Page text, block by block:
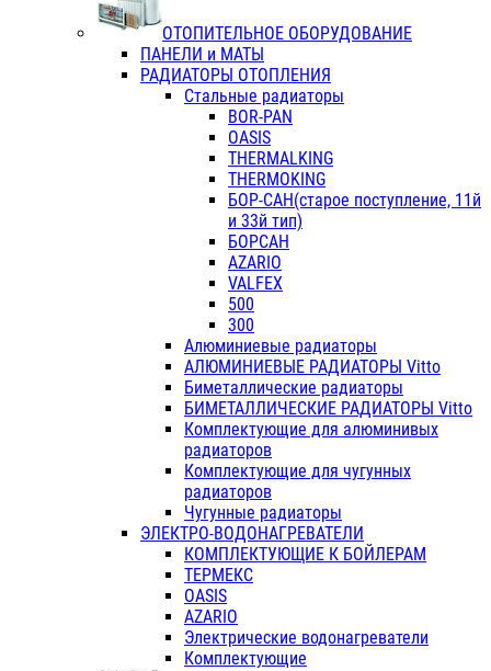
ОТОПИТЕЛЬНОЕ ОБОРУДОВАНИЕ
ПАНЕЛИ и МАТЫ
РАДИАТОРЫ ОТОПЛЕНИЯ
Стальные радиаторы
BOR-PAN
OASIS
THERMALKING
THERMOKING
БОР-САН(старое поступление, 11й
и 33й тип)
БОРСАН
AZARIO
VALFEX
500
300
Алюминиевые радиаторы
АЛЮМИНИЕВЫЕ РАДИАТОРЫ Vitto
Биметаллические радиаторы
БИМЕТАЛЛИЧЕСКИЕ РАДИАТОРЫ Vitto
Комплектующие для алюминивых
радиаторов
Комплектующие для чугунных
радиаторов
Чугунные радиаторы
ЭЛЕКТРО-ВОДОНАГРЕВАТЕЛИ
КОМПЛЕКТУЮЩИЕ К БОЙЛЕРАМ
ТЕРМЕКС
OASIS
AZARIO
Электрические водонагреватели
Комплектующие